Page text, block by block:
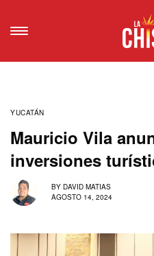
YUCATÁN
Mauricio Vila
inversiones
BY DAVID MATIAS
AGOSTO 14, 2024